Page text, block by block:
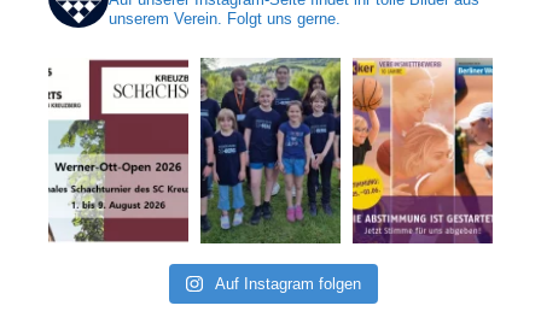
unserem Verein. Folgt uns gerne.
Auf Instagram folgen